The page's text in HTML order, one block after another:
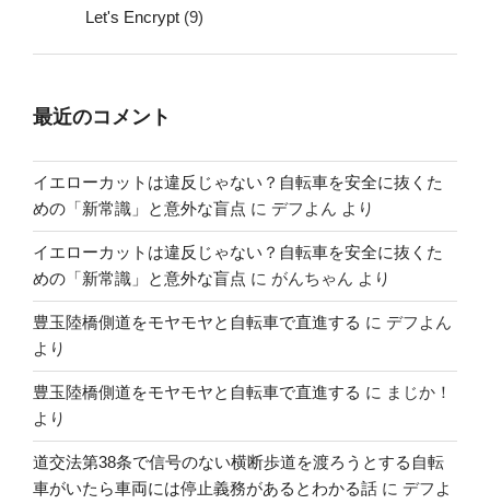
Let's Encrypt (9)
最近のコメント
イエローカットは違反じゃない？自転車を安全に抜くた
めの「新常識」と意外な盲点 に デフよん より
イエローカットは違反じゃない？自転車を安全に抜くた
めの「新常識」と意外な盲点 に がんちゃん より
豊玉陸橋側道をモヤモヤと自転車で直進する に デフよん
より
豊玉陸橋側道をモヤモヤと自転車で直進する に まじか！
より
道交法第38条で信号のない横断歩道を渡ろうとする自転
車がいたら車両には停止義務があるとわかる話 に デフよ